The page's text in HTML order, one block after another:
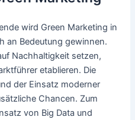
wird Green Marketing in
an Bedeutung gewinnen.
Nachhaltigkeit setzen,
etablieren. Die
der Einsatz moderner
Chancen. Zum
von Big Data und